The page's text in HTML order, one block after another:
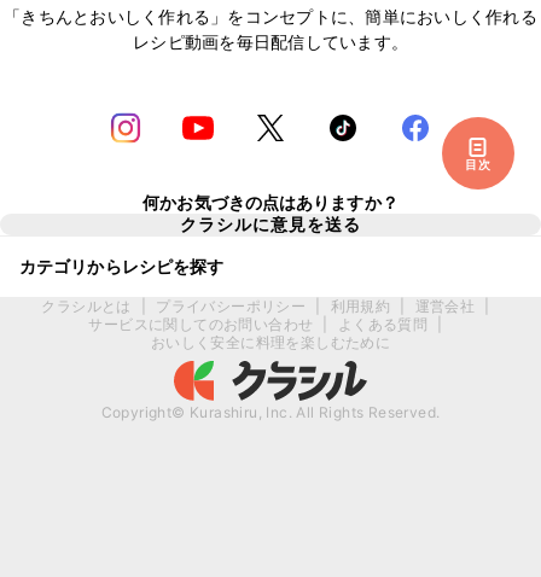
目次
「きちんとおいしく作れる」をコンセプトに、簡単においしく作れる
レシピ動画を毎日配信しています。
何かお気づきの点はありますか？
クラシルに意見を送る
カテゴリからレシピを探す
クラシルとは プライバシーポリシー 利用規約 運営会社
サービスに関してのお問い合わせ
よくある質問
おいしく安全に料理を楽しむために
Copyright© Kurashiru, Inc. All Rights Reserved.